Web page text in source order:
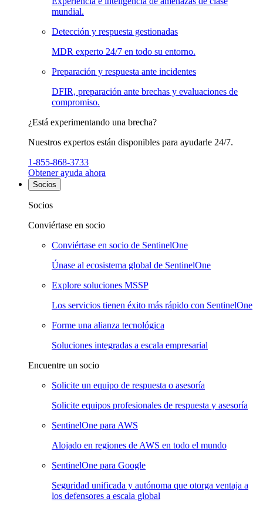
mundial.
Detección y respuesta gestionadas
MDR experto 24/7 en todo su entorno.
Preparación y respuesta ante incidentes
DFIR, preparación ante brechas y evaluaciones de
compromiso.
¿Está experimentando una brecha?
Nuestros expertos están disponibles para ayudarle 24/7.
1-855-868-3733
Obtener ayuda ahora
Socios
Socios
Conviértase en socio
Conviértase en socio de SentinelOne
Únase al ecosistema global de SentinelOne
Explore soluciones MSSP
Los servicios tienen éxito más rápido con SentinelOne
Forme una alianza tecnológica
Soluciones integradas a escala empresarial
Encuentre un socio
Solicite un equipo de respuesta o asesoría
Solicite equipos profesionales de respuesta y asesoría
SentinelOne para AWS
Alojado en regiones de AWS en todo el mundo
SentinelOne para Google
Seguridad unificada y autónoma que otorga ventaja a
los defensores a escala global